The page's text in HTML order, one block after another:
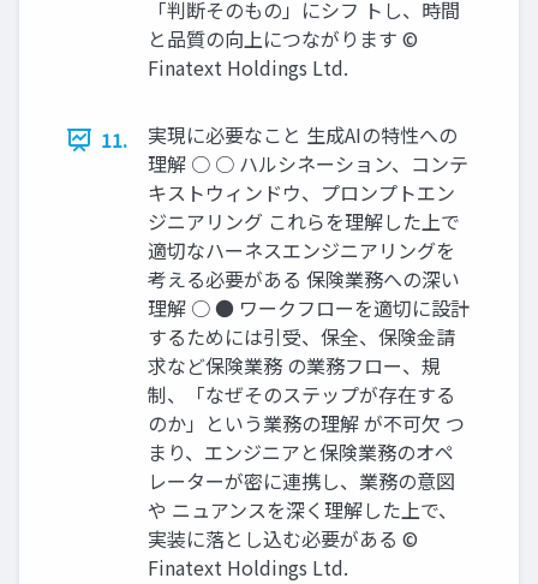
「判断そのもの」にシフ トし、時間
と品質の向上につながります ©
Finatext Holdings Ltd.
11.
実現に必要なこと 生成AIの特性への
理解 ○ ○ ハルシネーション、コンテ
キストウィンドウ、プロンプトエン
ジニアリング これらを理解した上で
適切なハーネスエンジニアリングを
考える必要がある 保険業務への深い
理解 ○ ● ワークフローを適切に設計
するためには引受、保全、保険金請
求など保険業務 の業務フロー、規
制、「なぜそのステップが存在する
のか」という業務の理解 が不可欠 つ
まり、エンジニアと保険業務のオペ
レーターが密に連携し、業務の意図
や ニュアンスを深く理解した上で、
実装に落とし込む必要がある ©
Finatext Holdings Ltd.